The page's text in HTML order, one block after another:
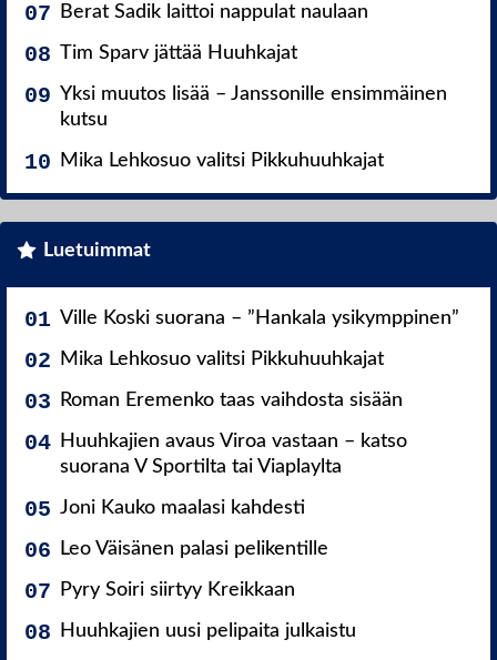
Berat Sadik laittoi nappulat naulaan
Tim Sparv jättää Huuhkajat
Yksi muutos lisää – Janssonille ensimmäinen
kutsu
Mika Lehkosuo valitsi Pikkuhuuhkajat
Luetuimmat
Ville Koski suorana – ”Hankala ysikymppinen”
Mika Lehkosuo valitsi Pikkuhuuhkajat
Roman Eremenko taas vaihdosta sisään
Huuhkajien avaus Viroa vastaan – katso
suorana V Sportilta tai Viaplaylta
Joni Kauko maalasi kahdesti
Leo Väisänen palasi pelikentille
Pyry Soiri siirtyy Kreikkaan
Huuhkajien uusi pelipaita julkaistu